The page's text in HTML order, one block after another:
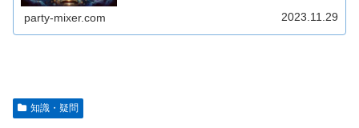
party-mixer.com 2023.11.29
知識・疑問